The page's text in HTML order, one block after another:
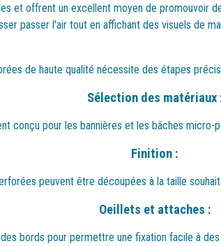
et offrent un excellent moyen de promouvoir
passer l'air tout en affichant des visuels de
de haute qualité nécessite des étapes
Sélection des matériaux
conçu pour les bannières et les bâches
Finition :
peuvent être découpées à la taille
Oeillets et attaches :
bords pour permettre une fixation facile à